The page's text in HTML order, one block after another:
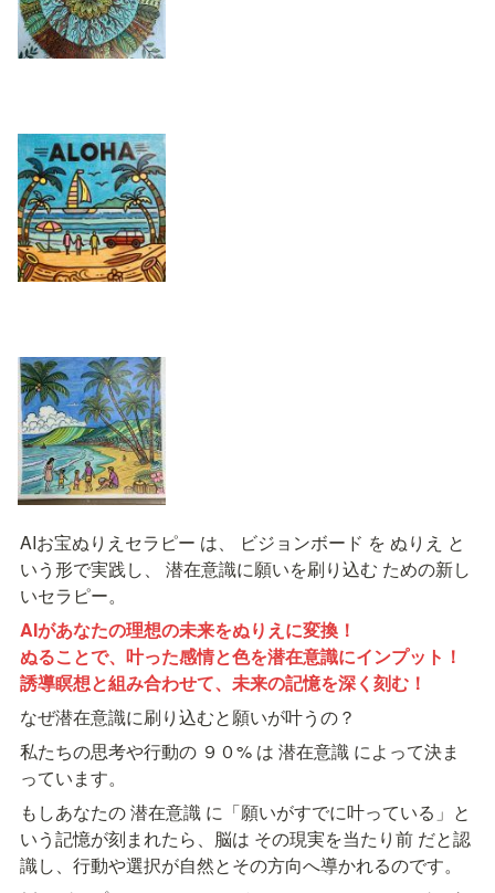
AIお宝ぬりえセラピー は、 ビジョンボード を ぬりえ と
いう形で実践し、 潜在意識に願いを刷り込む ための新し
いセラピー。
AIがあなたの理想の未来をぬりえに変換！
ぬることで、叶った感情と色を潜在意識にインプット！
誘導瞑想と組み合わせて、未来の記憶を深く刻む！
なぜ潜在意識に刷り込むと願いが叶うの？
私たちの思考や行動の ９０% は 潜在意識 によって決ま
っています。
もしあなたの 潜在意識 に「願いがすでに叶っている」と
いう記憶が刻まれたら、脳は その現実を当たり前 だと認
識し、行動や選択が自然とその方向へ導かれるのです。